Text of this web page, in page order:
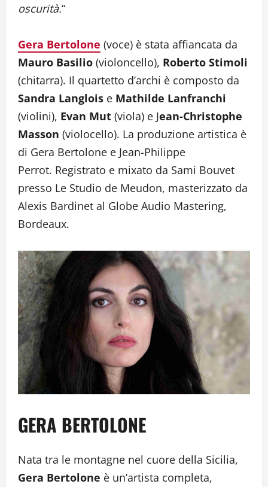
oscurità.“
Gera Bertolone (voce) è stata affiancata da
Mauro Basilio (violoncello), Roberto Stimoli
(chitarra). Il quartetto d’archi è composto da
Sandra Langlois e Mathilde Lanfranchi
(violini), Evan Mut (viola) e Jean-Christophe
Masson (violocello). La produzione artistica è
di Gera Bertolone e Jean-Philippe
Perrot. Registrato e mixato da Sami Bouvet
presso Le Studio de Meudon, masterizzato da
Alexis Bardinet al Globe Audio Mastering,
Bordeaux.
GERA BERTOLONE
Nata tra le montagne nel cuore della Sicilia,
Gera Bertolone è un’artista completa,